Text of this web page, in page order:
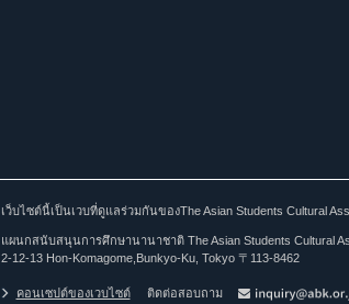
เว็บไซต์นี้เป็นเวบที่ดูแลร่วมกันของThe Asian Students Cultural
แผนกสนับสนุนการศึกษานานาชาติ The Asian Students Cultural
2-12-13 Hon-Komagome,Bunkyo-Ku, Tokyo 〒113-8462
คอนเซปต์ของเวบไซต์ ติดต่อสอบถาม